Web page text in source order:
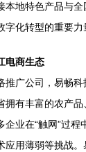
地特色产品与全
化转型的重要力
电商生态
推广公司，易畅
有丰富的农产品
业在“触网”过程
应用薄弱等挑战